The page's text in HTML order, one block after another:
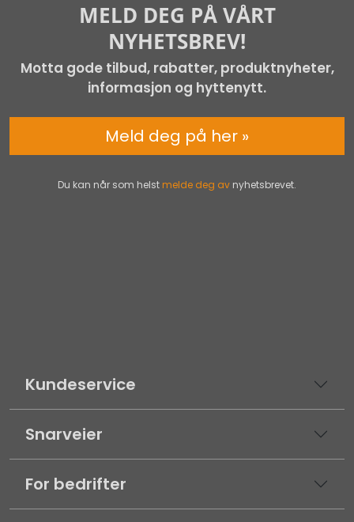
Kundeservice
Snarveier
For bedrifter
MELD DEG PÅ VÅRT
NYHETSBREV!
Motta gode tilbud, rabatter, produktnyheter,
informasjon og hyttenytt.
Du kan når som helst melde deg av nyhetsbrevet.
Meld deg på her »